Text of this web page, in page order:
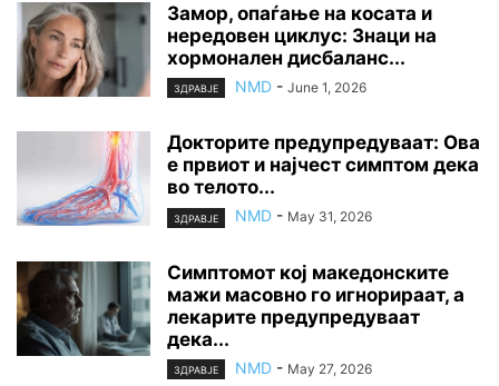
Замор, опаѓање на косата и
нередовен циклус: Знаци на
хормонален дисбаланс...
ЗДРАВЈЕ NMD - June 1, 2026
Докторите предупредуваат: Ова
е првиот и најчест симптом дека
во телото...
ЗДРАВЈЕ NMD - May 31, 2026
Симптомот кој македонските
мажи масовно го игнорираат, а
лекарите предупредуваат
дека...
ЗДРАВЈЕ NMD - May 27, 2026